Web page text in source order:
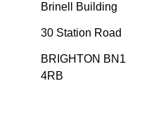
Brinell Building
30 Station Road
BRIGHTON BN1
4RB